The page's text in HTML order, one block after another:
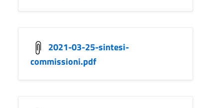
2021-03-25-sintesi-
commissioni.pdf